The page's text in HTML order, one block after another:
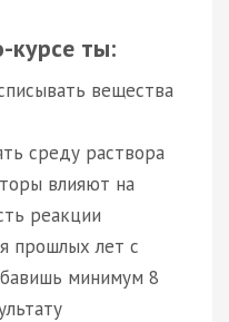
курсе ты:
вещества
среду раствора
влияют на
реакции
прошлых лет с
минимум 8